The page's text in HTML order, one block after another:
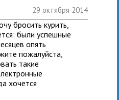
29 октября 2014
бросить курить,
были успешные
опять
пожалуйста,
такие
хочется